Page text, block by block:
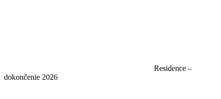
Residence –
dokončenie 2026